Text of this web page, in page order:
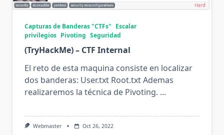
Capturas de Banderas "CTFs" Escalar
privilegios Pivoting Seguridad
(TryHackMe) – CTF Internal
El reto de esta maquina consiste en localizar
dos banderas: User.txt Root.txt Ademas
realizaremos la técnica de Pivoting. ...
Webmaster Oct 26, 2022